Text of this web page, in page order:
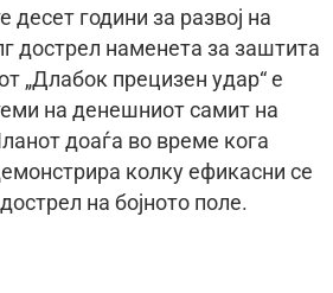
десет години за развој на
дострел наменета за заштита
„Длабок прецизен удар“ е
на денешниот самит на
доаѓа во време кога
колку ефикасни се
на бојното поле.